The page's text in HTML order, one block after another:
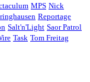
MPS Nick
Reportage
Salt'n'Light Saor Patrol
Task Tom Freitag